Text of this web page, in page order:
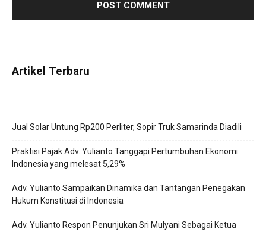
Artikel Terbaru
Jual Solar Untung Rp200 Perliter, Sopir Truk Samarinda Diadili
Praktisi Pajak Adv. Yulianto Tanggapi Pertumbuhan Ekonomi
Indonesia yang melesat 5,29%
Adv. Yulianto Sampaikan Dinamika dan Tantangan Penegakan
Hukum Konstitusi di Indonesia
Adv. Yulianto Respon Penunjukan Sri Mulyani Sebagai Ketua